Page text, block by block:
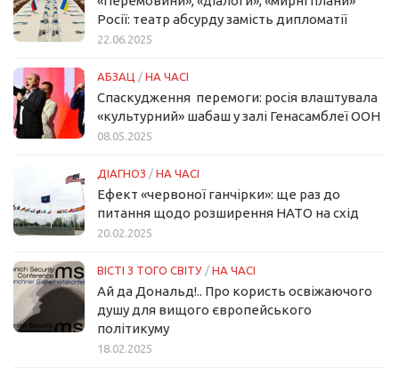
Росії: театр абсурду замість дипломатії
22.06.2025
АБЗАЦ / НА ЧАСІ
Спаскудження перемоги: росія влаштувала
«культурний» шабаш у залі Генасамблеї ООН
08.05.2025
ДІАГНОЗ / НА ЧАСІ
Ефект «червоної ганчірки»: ще раз до
питання щодо розширення НАТО на схід
20.02.2025
ВІСТІ З ТОГО СВІТУ / НА ЧАСІ
Ай да Дональд!.. Про користь освіжаючого
душу для вищого європейського
політикуму
18.02.2025